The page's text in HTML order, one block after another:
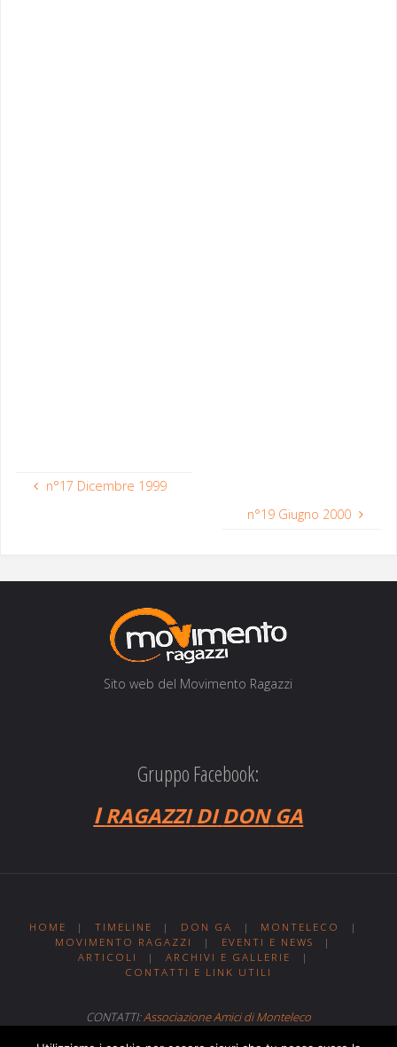
n°17 Dicembre 1999
n°19 Giugno 2000
Sito web del Movi­men­to Ragazzi
Gruppo Facebook:
IRAGAZZI DI DON GA
HOME | TIMELINE | DON GA | MONTELECO
|
MOVIMENTO RAGAZZI
| EVENTI E NEWS
|
ARTICOLI
| ARCHIVI E GALLERIE
|
CONTATTI E LINK UTILI
CONTATTI:Associazione Amici di Monteleco